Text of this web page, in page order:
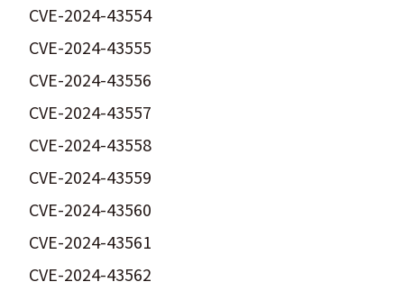
CVE-2024-43554
CVE-2024-43555
CVE-2024-43556
CVE-2024-43557
CVE-2024-43558
CVE-2024-43559
CVE-2024-43560
CVE-2024-43561
CVE-2024-43562